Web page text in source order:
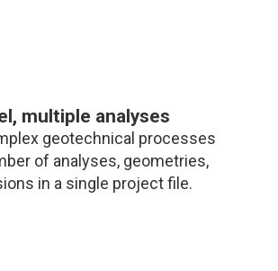
multiple analyses
geotechnical processes
of analyses, geometries,
in a single project file.